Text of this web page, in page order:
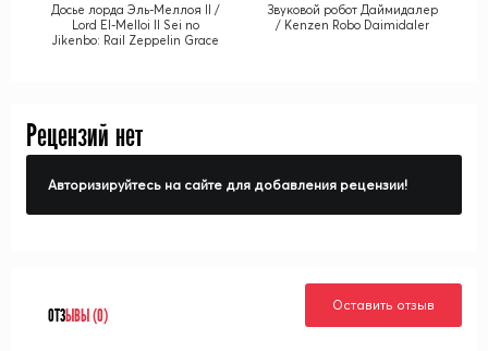
Досье лорда Эль-Меллоя II /
Lord El-Melloi II Sei no
Jikenbo: Rail Zeppelin Grace
Звуковой робот Даймидалер
/ Kenzen Robo Daimidaler
Рецензий нет
Авторизируйтесь на сайте для добавления рецензии!
ОТЗЫВЫ (0)
Оставить отзыв